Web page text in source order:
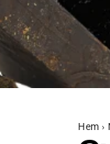
Hem ›